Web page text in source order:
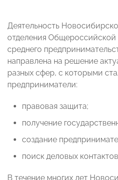
Деятельность
отделения Общероссийской
среднего
направлена на решение
разных сфер, с которыми
предприниматели:
правовая защита;
получение
создание
поиск деловых
В течение многих лет